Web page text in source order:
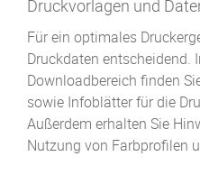
Druckvorlagen und
Für ein optimales
Druckdaten entscheidend.
Downloadbereich finden
sowie Infoblätter für die
Außerdem erhalten Sie
Nutzung von Farbprofilen